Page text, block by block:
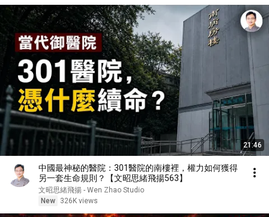
21:46
中國最神秘的醫院：301醫院的南樓裡，權力如何獲得
另一套生命規則？【文昭思緒飛揚563】
文昭思緒飛揚 - Wen Zhao Studio
New
326K views